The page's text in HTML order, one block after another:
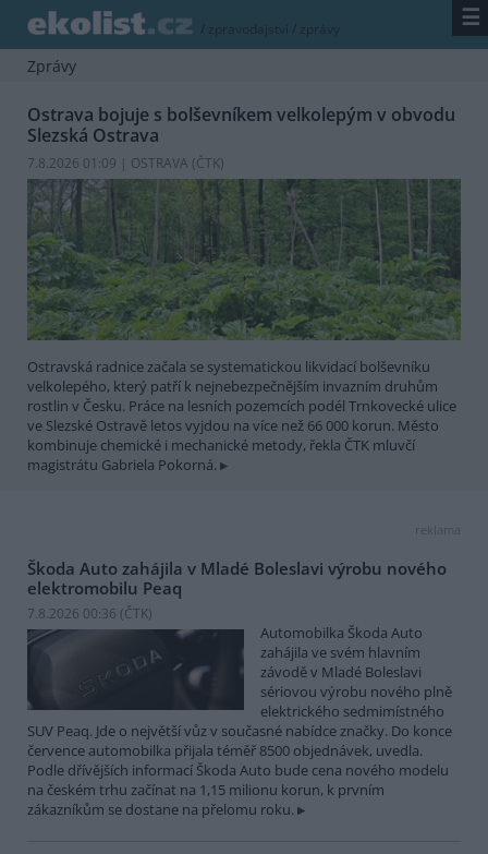
/ zpravodajství / zprávy ☰
Zprávy
Ostrava bojuje s bolševníkem velkolepým v obvodu
Slezská Ostrava
7.8.2026 01:09 | OSTRAVA (ČTK)
Ostravská radnice začala se systematickou likvidací bolševníku
velkolepého, který patří k nejnebezpečnějším invazním druhům
rostlin v Česku. Práce na lesních pozemcích podél Trnkovecké ulice
ve Slezské Ostravě letos vyjdou na více než 66 000 korun. Město
kombinuje chemické i mechanické metody, řekla ČTK mluvčí
magistrátu Gabriela Pokorná.
reklama
Škoda Auto zahájila v Mladé Boleslavi výrobu nového
elektromobilu Peaq
7.8.2026 00:36 (ČTK)
Automobilka Škoda Auto
zahájila ve svém hlavním
závodě v Mladé Boleslavi
sériovou výrobu nového plně
elektrického sedmimístného
SUV Peaq. Jde o největší vůz v současné nabídce značky. Do konce
července automobilka přijala téměř 8500 objednávek, uvedla.
Podle dřívějších informací Škoda Auto bude cena nového modelu
na českém trhu začínat na 1,15 milionu korun, k prvním
zákazníkům se dostane na přelomu roku.